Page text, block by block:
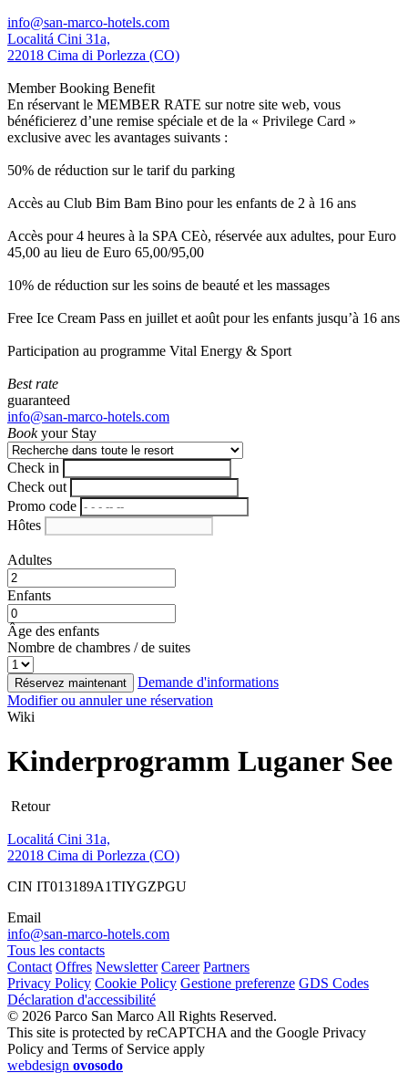
info@san-marco-hotels.com
Localitá Cini 31a,
22018 Cima di Porlezza (CO)
Member Booking Benefit
En réservant le MEMBER RATE sur notre site web, vous
bénéficierez d’une remise spéciale et de la « Privilege Card »
exclusive avec les avantages suivants :
50% de réduction sur le tarif du parking
Accès au Club Bim Bam Bino pour les enfants de 2 à 16 ans
Accès pour 4 heures à la SPA CEò, réservée aux adultes, pour Euro
45,00 au lieu de Euro 65,00/95,00
10% de réduction sur les soins de beauté et les massages
Free Ice Cream Pass en juillet et août pour les enfants jusqu’à 16 ans
Participation au programme Vital Energy & Sport
Best rate
guaranteed
info@san-marco-hotels.com
Bookyour Stay
Check in
Check out
Promo code
Hôtes
Adultes
Enfants
Âge des enfants
Nombre de chambres / de suites
Réservez maintenant
Demande d'informations
Modifier ou annuler une réservation
Wiki
Kinderprogramm Luganer See
Retour
Localitá Cini 31a,
22018 Cima di Porlezza (CO)
CIN IT013189A1TIYGZPGU
Email
info@san-marco-hotels.com
Tous les contacts
Contact Offres Newsletter Career Partners
Privacy Policy Cookie Policy Gestione preferenze GDS Codes
Déclaration d'accessibilité
© 2026 Parco San Marco All Rights Reserved.
This site is protected by reCAPTCHA and the Google Privacy
Policy and Terms of Service apply
webdesign ovosodo